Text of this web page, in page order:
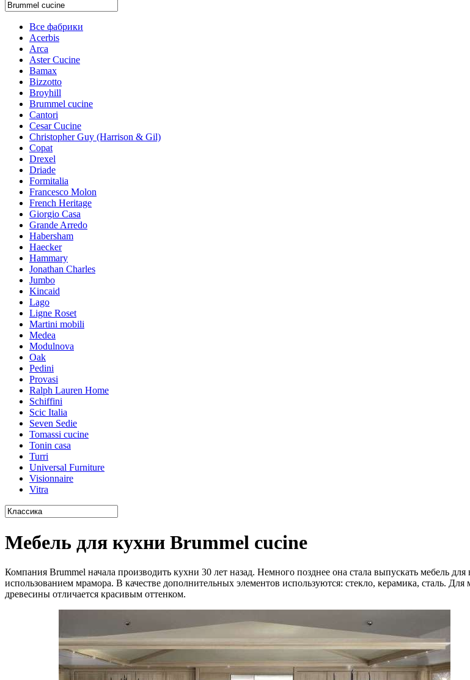
Все фабрики
Acerbis
Arca
Aster Cucine
Bamax
Bizzotto
Broyhill
Brummel cucine
Cantori
Cesar Cucine
Christopher Guy (Harrison & Gil)
Copat
Drexel
Driade
Formitalia
Francesco Molon
French Heritage
Giorgio Casa
Grande Arredo
Habersham
Haecker
Hammary
Jonathan Charles
Jumbo
Kincaid
Lago
Ligne Roset
Martini mobili
Medea
Modulnova
Oak
Pedini
Provasi
Ralph Lauren Home
Schiffini
Scic Italia
Seven Sedie
Tomassi cucine
Tonin casa
Turri
Universal Furniture
Visionnaire
Vitra
Мебель для кухни Brummel cucine
Компания Brummel начала производить кухни 30 лет назад. Немного позднее она стала выпускать мебель
использованием мрамора. В качестве дополнительных элементов используются: стекло, керамика, сталь.
древесины отличается красивым оттенком.